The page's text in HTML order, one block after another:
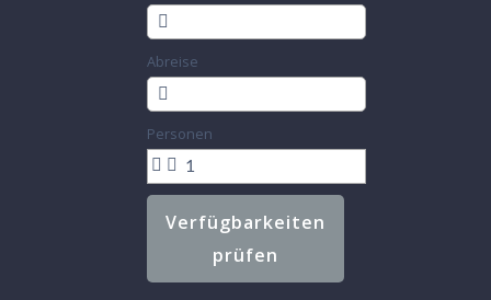
Abreise
Personen
Verfügbarkeiten
prüfen